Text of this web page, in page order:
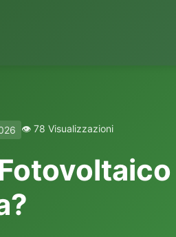
👁️ 78 Visualizzazioni